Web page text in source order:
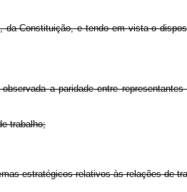
da Constituição, e tendo em vista o
observada a paridade entre
trabalho;
estratégicos relativos às relações de